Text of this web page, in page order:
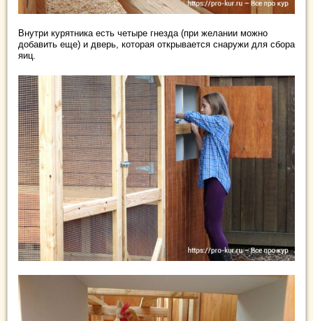
Внутри курятника есть четыре гнезда (при желании можно
добавить еще) и дверь, которая открывается снаружи для сбора
яиц.